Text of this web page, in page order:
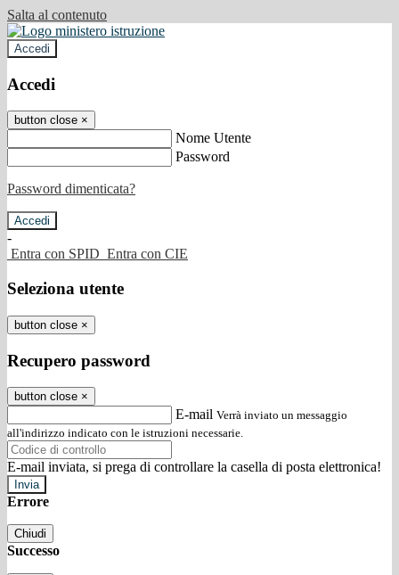
Salta al contenuto
Accedi
Accedi
button close ×
Nome Utente
Password
Password dimenticata?
-
Entra con SPID Entra con CIE
Seleziona utente
button close ×
Recupero password
button close ×
E-mail Verrà inviato un messaggio
all'indirizzo indicato con le istruzioni necessarie.
E-mail inviata, si prega di controllare la casella di posta elettronica!
Errore
Chiudi
Successo